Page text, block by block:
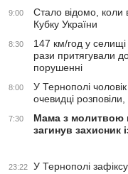
9:00
Стало відомо, коли
Кубку України
8:30
147 км/год у
рази притягували
порушенні
8:00
У Тернополі чоловік
очевидці
7:30
Мама з молитвою
загинув захисник
23:22 У Тернополі